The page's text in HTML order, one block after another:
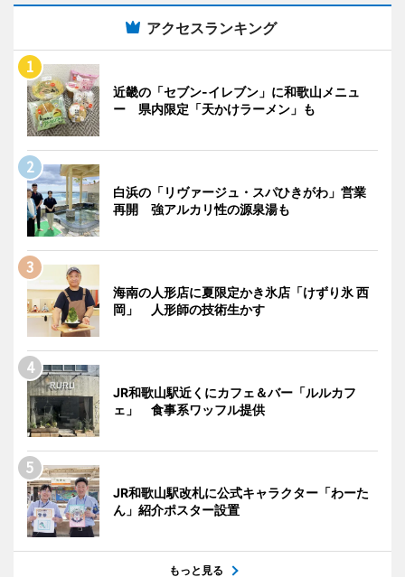
アクセスランキング
近畿の「セブン-イレブン」に和歌山メニュ
ー 県内限定「天かけラーメン」も
白浜の「リヴァージュ・スパひきがわ」営業
再開 強アルカリ性の源泉湯も
海南の人形店に夏限定かき氷店「けずり氷 西
岡」 人形師の技術生かす
JR和歌山駅近くにカフェ＆バー「ルルカフ
ェ」 食事系ワッフル提供
JR和歌山駅改札に公式キャラクター「わーた
ん」紹介ポスター設置
もっと見る